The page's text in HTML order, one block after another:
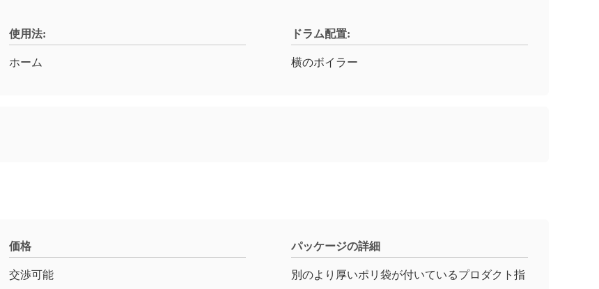
使用法:
ホーム
ドラム配置:
横のボイラー
価格
交渉可能
パッケージの詳細
別のより厚いポリ袋が付いているプロダクト指